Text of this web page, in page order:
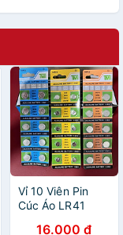
Vỉ 10 Viên Pin
Cúc Áo LR41
16.000 đ